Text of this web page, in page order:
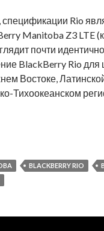
Rio
Manitoba Z3 LTE
почти
BlackBerry Rio для
Востоке,
Тихоокеанском
изображения
BLACKBERRY RIO